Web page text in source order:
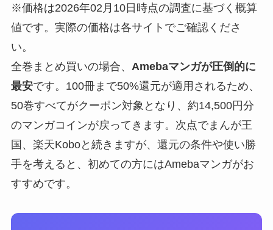
※価格は2026年02月10日時点の調査に基づく概算
値です。実際の価格は各サイトでご確認くださ
い。
全巻まとめ買いの場合、 Amebaマンガが圧倒的に
最安です。100冊まで50%還元が適用されるため、
50巻すべてがクーポン対象となり、約14,500円分
のマンガコインが戻ってきます。次点でまんが王
国、楽天Koboと続きますが、還元の条件や使い勝
手を考えると、初めての方にはAmebaマンガがお
すすめです。